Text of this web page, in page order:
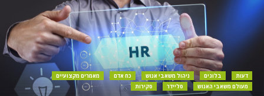
דעות בלוגים ניהול משאבי אנוש כח אדם
מאמרים מקצועיים
מעולם משאבי האנוש
סליידר סקירות